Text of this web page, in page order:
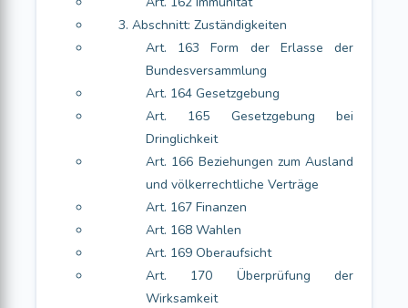
3. Abschnitt: Zuständigkeiten
Art. 163 Form der Erlasse der
Bundesversammlung
Art. 164 Gesetzgebung
Art. 165 Gesetzgebung bei
Dringlichkeit
Art. 166 Beziehungen zum Ausland
und völkerrechtliche Verträge
Art. 167 Finanzen
Art. 168 Wahlen
Art. 169 Oberaufsicht
Art. 170 Überprüfung der
Wirksamkeit